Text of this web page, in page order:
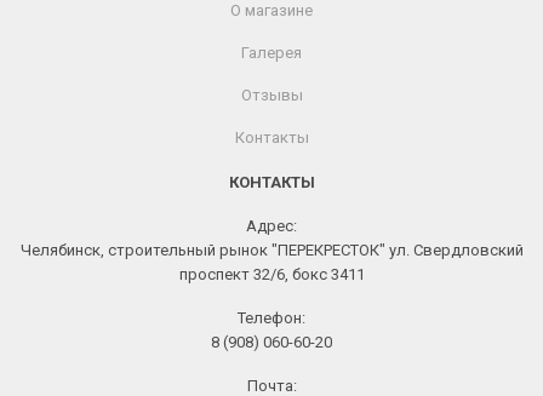
О магазине
Галерея
Отзывы
Контакты
КОНТАКТЫ
Адрес:
Челябинск, строительный рынок "ПЕРЕКРЕСТОК" ул. Свердловский
проспект 32/6, бокс 3411
Телефон:
8 (908) 060-60-20
Почта: